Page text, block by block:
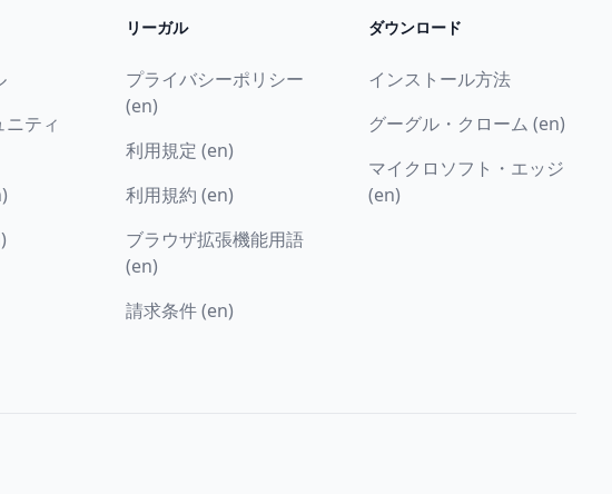
ティ
リーガル
プライバシーポリシー
(en)
利用規定 (en)
利用規約 (en)
ブラウザ拡張機能用語
(en)
請求条件 (en)
ダウンロード
インストール方法
グーグル・クローム (en)
マイクロソフト・エッジ
(en)